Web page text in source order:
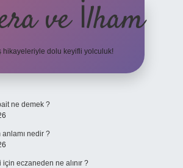
ve İlham
hikayeleriyle dolu keyifli yolculuk!
ne demek ?
anlamı nedir ?
eczaneden ne alınır ?